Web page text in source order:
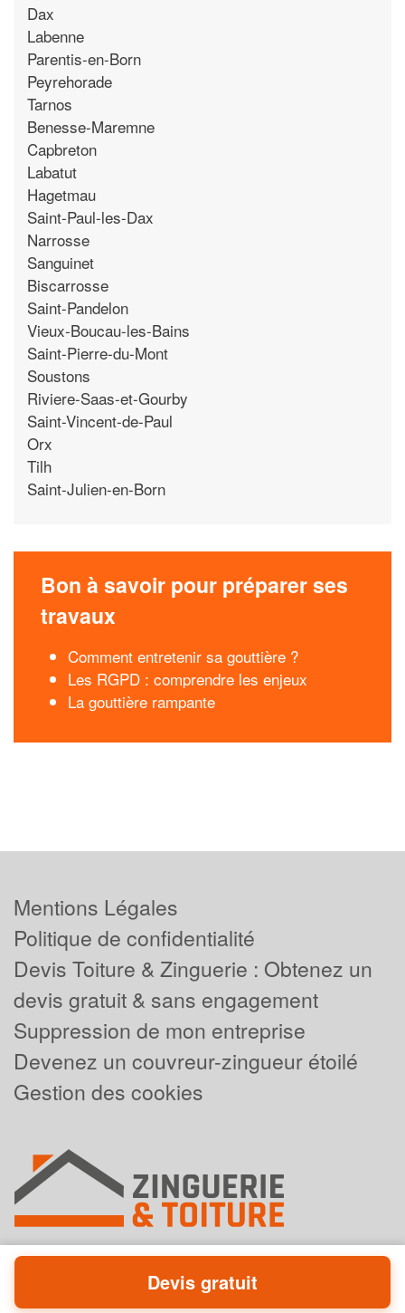
Dax
Labenne
Parentis-en-Born
Peyrehorade
Tarnos
Benesse-Maremne
Capbreton
Labatut
Hagetmau
Saint-Paul-les-Dax
Narrosse
Sanguinet
Biscarrosse
Saint-Pandelon
Vieux-Boucau-les-Bains
Saint-Pierre-du-Mont
Soustons
Riviere-Saas-et-Gourby
Saint-Vincent-de-Paul
Orx
Tilh
Saint-Julien-en-Born
Bon à savoir pour préparer ses
travaux
Comment entretenir sa gouttière ?
Les RGPD : comprendre les enjeux
La gouttière rampante
Mentions Légales
Politique de confidentialité
Devis Toiture & Zinguerie : Obtenez un
devis gratuit & sans engagement
Suppression de mon entreprise
Devenez un couvreur-zingueur étoilé
Gestion des cookies
Powered byPlus que pro
Devis gratuit